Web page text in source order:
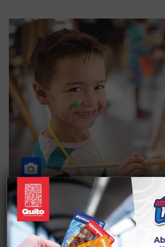
ADMINISTRACIÓN ZONAL MANUELA SÁENZ
CS DESARROLLO ARTÍSTICO
TALLERES